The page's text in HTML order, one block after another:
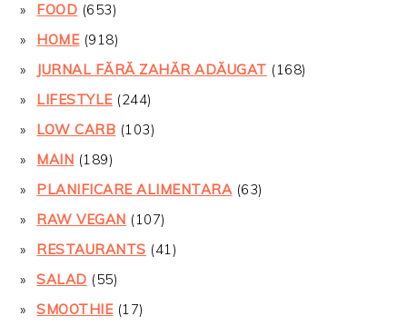
FOOD (653)
HOME(918)
JURNAL FĂRĂ ZAHĂR ADĂUGAT (168)
LIFESTYLE(244)
LOW CARB (103)
MAIN (189)
PLANIFICARE ALIMENTARA(63)
RAW VEGAN (107)
RESTAURANTS (41)
SALAD (55)
SMOOTHIE(17)